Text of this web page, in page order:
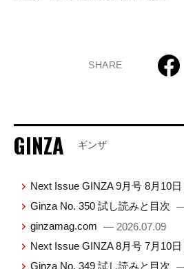
SHARE
GINZA ギンザ
Next Issue GINZA 9月号 8月10
Ginza No. 350 試し読みと目次
ginzamag.com — 2026.07.09
Next Issue GINZA 8月号 7月10
Ginza No. 349 試し読みと目次